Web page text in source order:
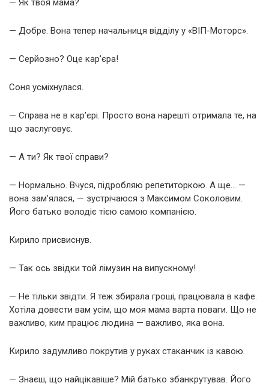
— Як твоя мама?
— Добре. Вона тепер начальниця відділу у «ВІП-Моторс».
— Серйозно? Оце кар’єра!
Соня усміхнулася.
— Справа не в кар’єрі. Просто вона нарешті отримала те, на
що заслуговує.
— А ти? Як твої справи?
— Нормально. Вчуся, підробляю репетиторкою. А ще… —
вона зам’ялася, — зустрічаюся з Максимом Соколовим.
Його батько володіє тією самою компанією.
Кирило присвиснув.
— Так ось звідки той лімузин на випускному!
— Не тільки звідти. Я теж збирала гроші, працювала в кафе.
Хотіла довести вам усім, що моя мама варта поваги. Що не
важливо, ким працює людина — важливо, яка вона.
Кирило задумливо покрутив у руках стаканчик із кавою.
— Знаєш, що найцікавіше? Мій батько збанкрутував. Його